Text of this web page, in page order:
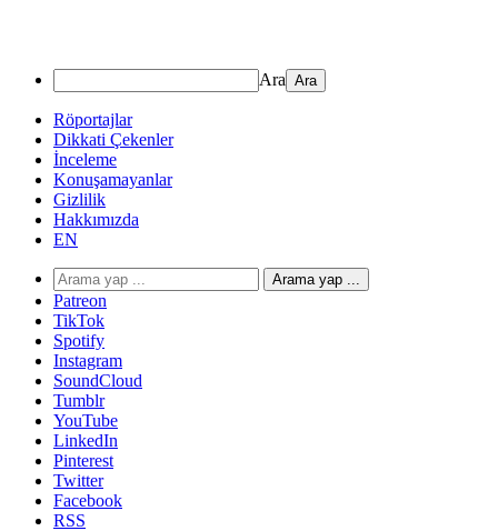
Ara
Röportajlar
Dikkati Çekenler
İnceleme
Konuşamayanlar
Gizlilik
Hakkımızda
EN
Arama yap ...
Patreon
TikTok
Spotify
Instagram
SoundCloud
Tumblr
YouTube
LinkedIn
Pinterest
Twitter
Facebook
RSS